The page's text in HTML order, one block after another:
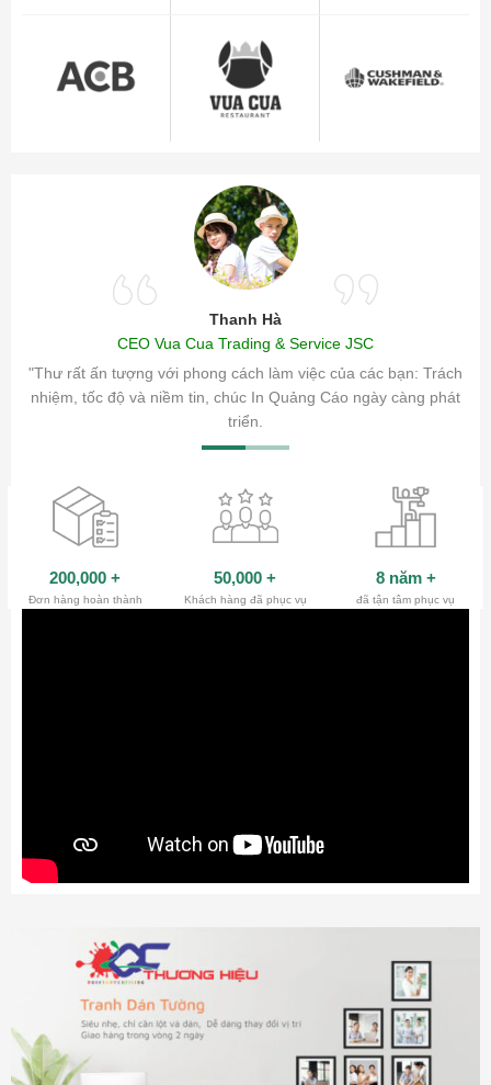
Thanh Hà
CEO Vua Cua Trading & Service JSC
"Thư rất ấn tượng với phong cách làm việc của các bạn: Trách
nhiệm, tốc độ và niềm tin, chúc In Quảng Cáo ngày càng phát
triển.
sóc
200,000 +
Đơn hàng hoàn thành
50,000 +
Khách hàng đã phục vụ
8 năm +
đã tận tâm phục vụ